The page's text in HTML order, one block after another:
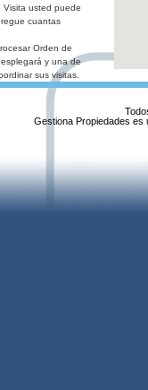
Visita usted puede
cuantas
Orden de
y una de
sus visitas.
Gestiona Propiedades